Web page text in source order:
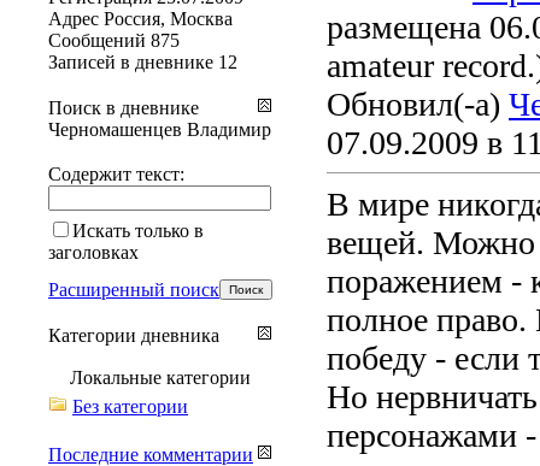
размещена
amateur
Обновил(-а)
07.09.2009 в
В мире
вещей. Можно
поражением -
полное
победу - если
Но
персонажами
Адрес Россия, Москва
Сообщений 875
Записей в дневнике 12
Поиск в дневнике
Черномашенцев Владимир
Содержит текст:
Искать только в
заголовках
Расширенный поиск
Категории дневника
Локальные категории
Без категории
Последние комментарии